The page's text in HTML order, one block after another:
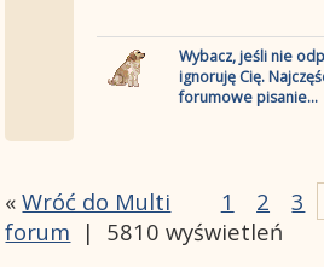
Wybacz, jeśli nie
ignoruję Cię.
forumowe pisanie...
1 2 3
«Wróć do Multi
forum | 5810 wyświetleń